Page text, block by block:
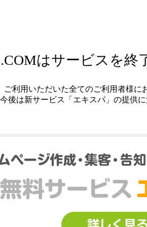
はサービスを終
ご利用いただいた全てのご利用者様に
今後は新サービス「エキスパ」の提供に